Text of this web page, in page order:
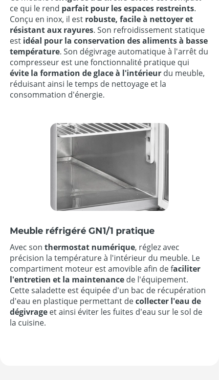
ce qui le rend parfait pour les espaces restreints.
Conçu en inox, il est robuste, facile à nettoyer et
résistant aux rayures. Son refroidissement statique
est idéal pour la conservation des aliments à basse
température. Son dégivrage automatique à l'arrêt du
compresseur est une fonctionnalité pratique qui
évite la formation de glace à l'intérieur du meuble,
réduisant ainsi le temps de nettoyage et la
consommation d'énergie.
Meuble réfrigéré GN1/1 pratique
Avec son thermostat numérique, réglez avec
précision la température à l'intérieur du meuble. Le
compartiment moteur est amovible afin de faciliter
l'entretien et la maintenance de l'équipement.
Cette saladette est équipée d'un bac de récupération
d'eau en plastique permettant decollecter l'eau de
dégivrage et ainsi éviter les fuites d'eau sur le sol de
la cuisine.